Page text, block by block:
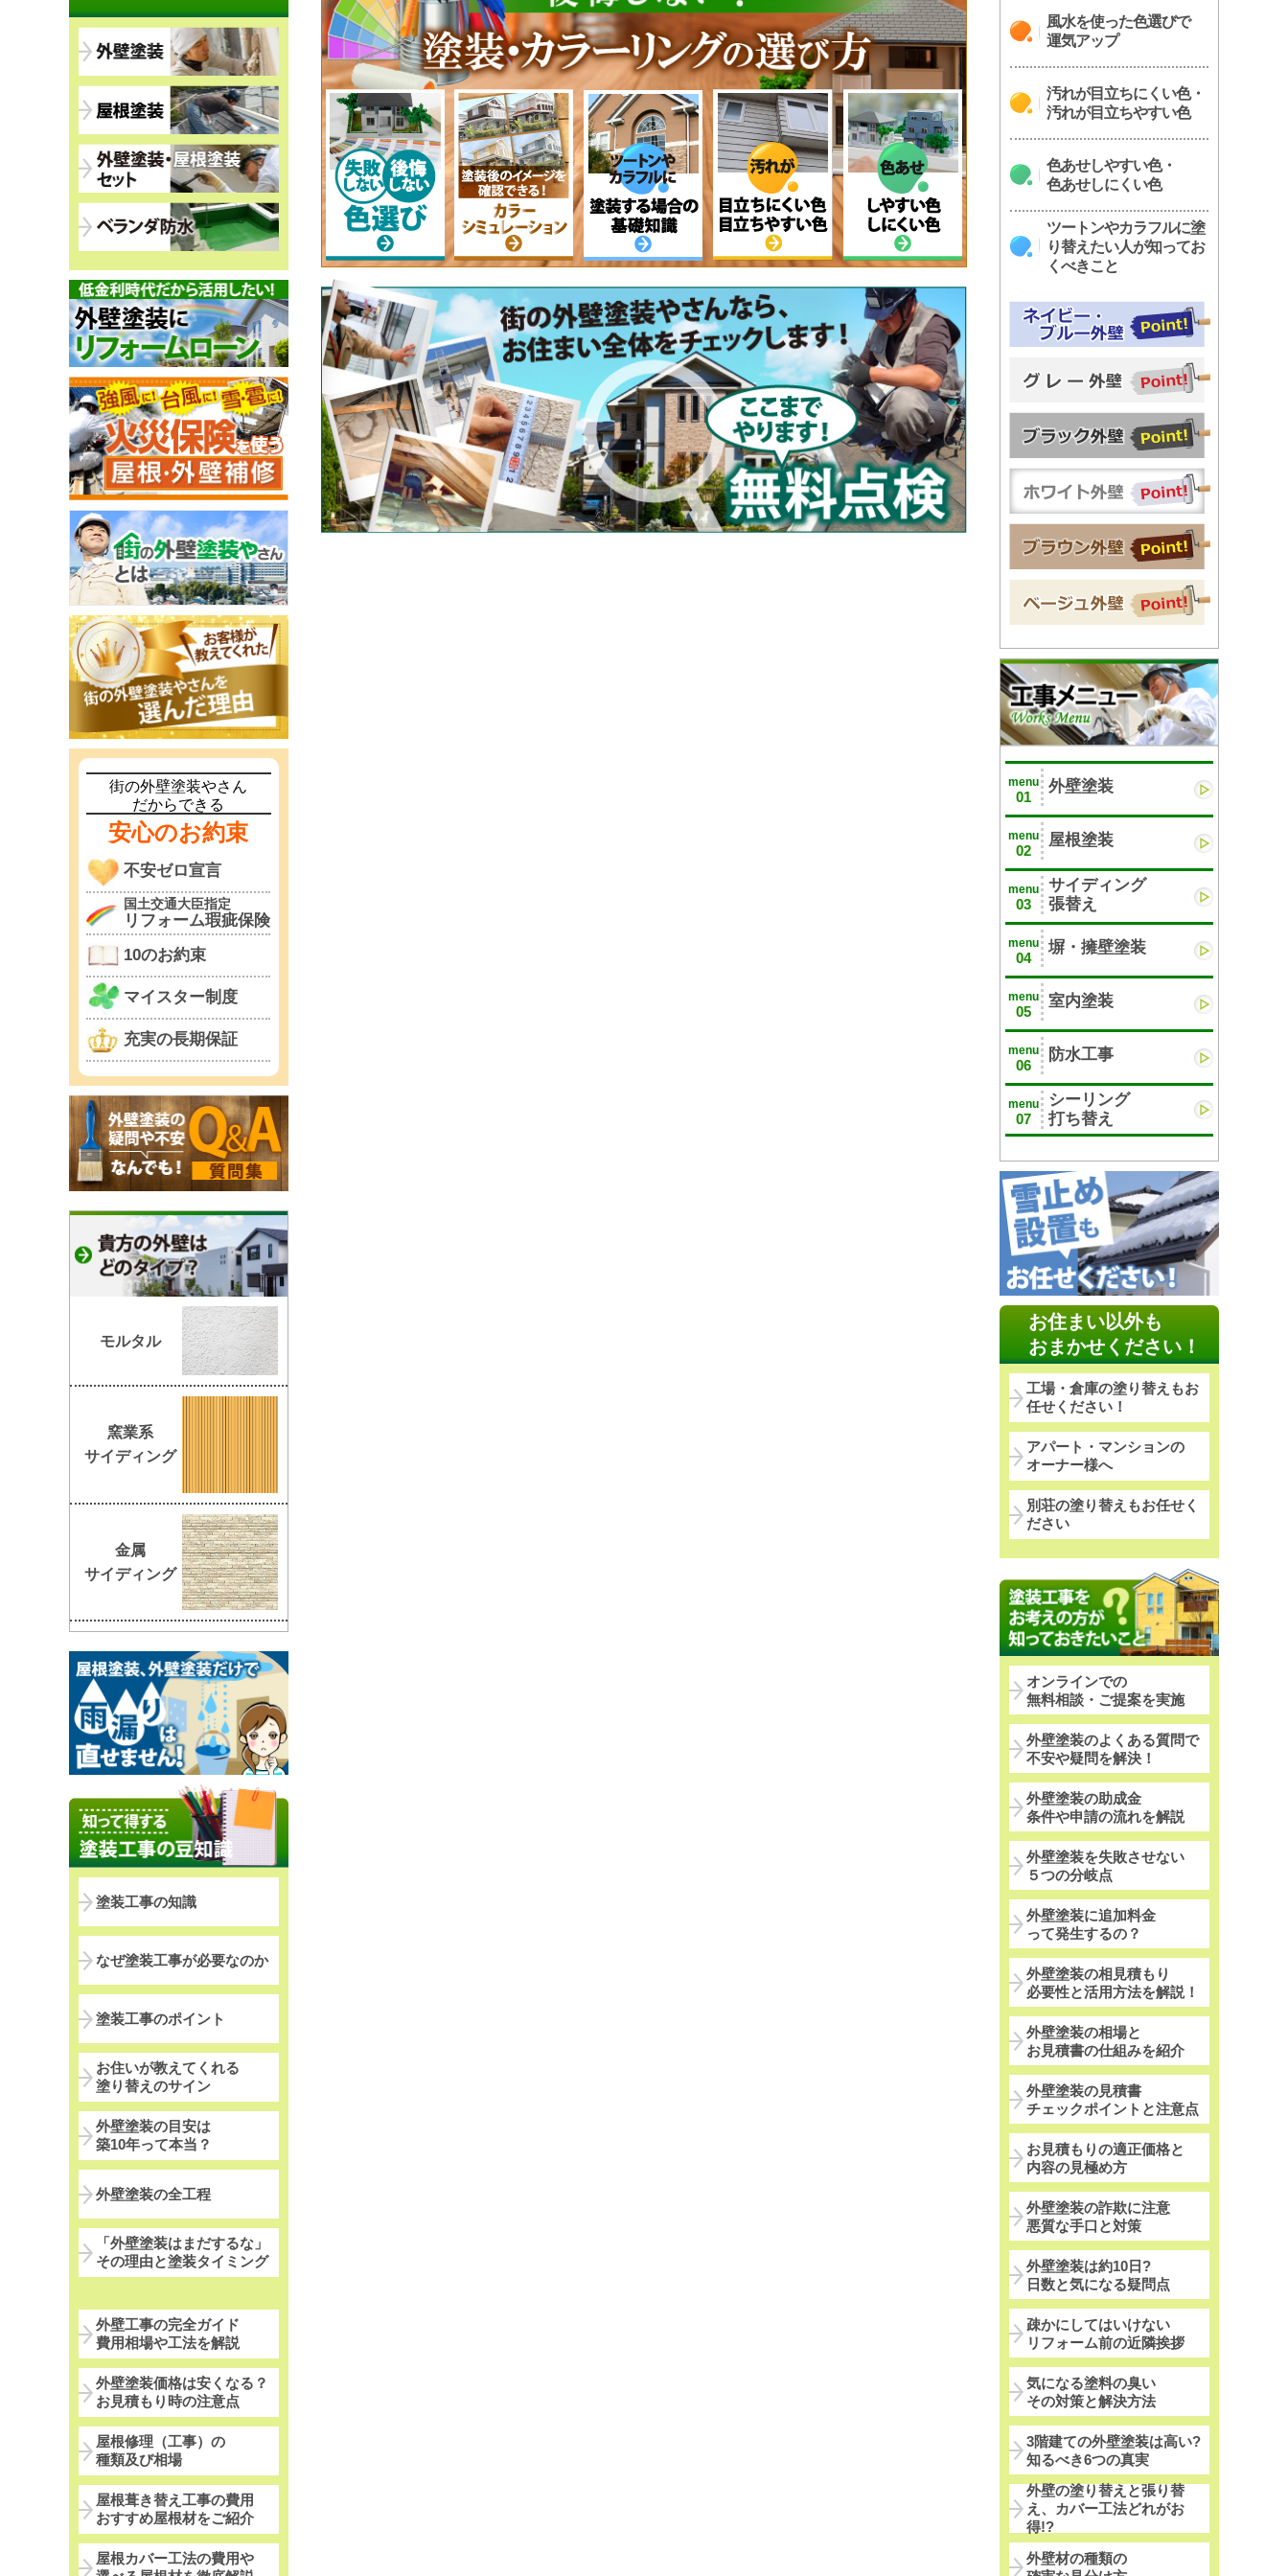
風水を使った色選びで
運気アップ
汚れが目立ちにくい色・
汚れが目立ちやすい色
色あせしやすい色・
色あせしにくい色
ツートンやカラフルに塗
り替えたい人が知ってお
くべきこと
menu
01
外壁塗装
menu
02
屋根塗装
menu
03
サイディング
張替え
menu
04
塀・擁壁塗装
menu
05
室内塗装
menu
06
防水工事
menu
07
シーリング
打ち替え
お住まい以外も
おまかせください！
工場・倉庫の塗り替えもお
任せください！
アパート・マンションの
オーナー様へ
別荘の塗り替えもお任せく
ださい
オンラインでの
無料相談・ご提案を実施
外壁塗装のよくある質問で
不安や疑問を解決！
外壁塗装の助成金
条件や申請の流れを解説
外壁塗装を失敗させない
５つの分岐点
外壁塗装に追加料金
って発生するの？
外壁塗装の相見積もり
必要性と活用方法を解説！
外壁塗装の相場と
お見積書の仕組みを紹介
外壁塗装の見積書
チェックポイントと注意点
お見積もりの適正価格と
内容の見極め方
外壁塗装の詐欺に注意
悪質な手口と対策
外壁塗装は約10日?
日数と気になる疑問点
疎かにしてはいけない
リフォーム前の近隣挨拶
気になる塗料の臭い
その対策と解決方法
3階建ての外壁塗装は高い?
知るべき6つの真実
外壁の塗り替えと張り替
え、カバー工法どれがお
得!?
外壁材の種類の
街の外壁塗装やさん
だからできる
安心のお約束
不安ゼロ宣言
国土交通大臣指定
リフォーム瑕疵保険
10のお約束
マイスター制度
充実の長期保証
モルタル
窯業系
サイディング
金属
サイディング
塗装工事の知識
なぜ塗装工事が必要なのか
塗装工事のポイント
お住いが教えてくれる
塗り替えのサイン
外壁塗装の目安は
築10年って本当？
外壁塗装の全工程
「外壁塗装はまだするな」
その理由と塗装タイミング
外壁工事の完全ガイド
費用相場や工法を解説
外壁塗装価格は安くなる？
お見積もり時の注意点
屋根修理（工事）の
種類及び相場
屋根葺き替え工事の費用
おすすめ屋根材をご紹介
屋根カバー工法の費用や